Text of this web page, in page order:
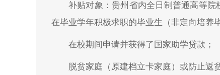
补贴对象：贵州省内全日制普通高等
在毕业学年积极求职的毕业生（非定向培养
在校期间申请并获得了国家助学贷款；
脱贫家庭（原建档立卡家庭）或防止返